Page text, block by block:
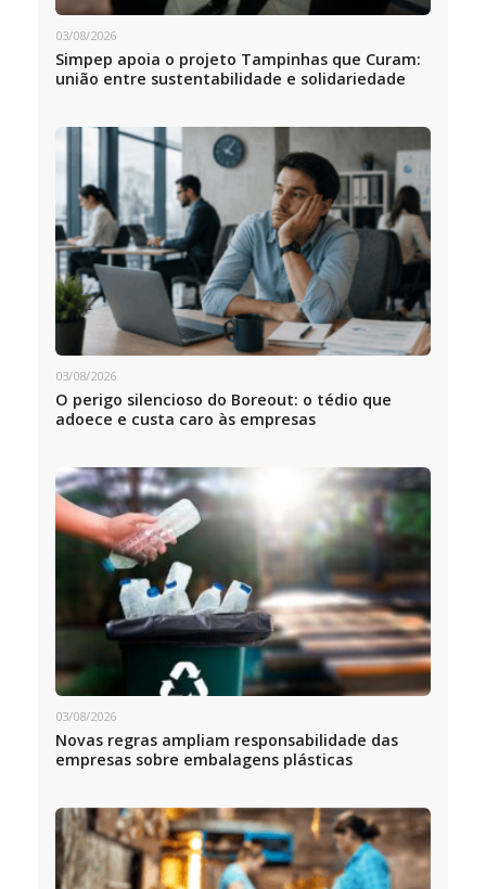
03/08/2026
Simpep apoia o projeto Tampinhas que Curam:
união entre sustentabilidade e solidariedade
03/08/2026
O perigo silencioso do Boreout: o tédio que
adoece e custa caro às empresas
03/08/2026
Novas regras ampliam responsabilidade das
empresas sobre embalagens plásticas